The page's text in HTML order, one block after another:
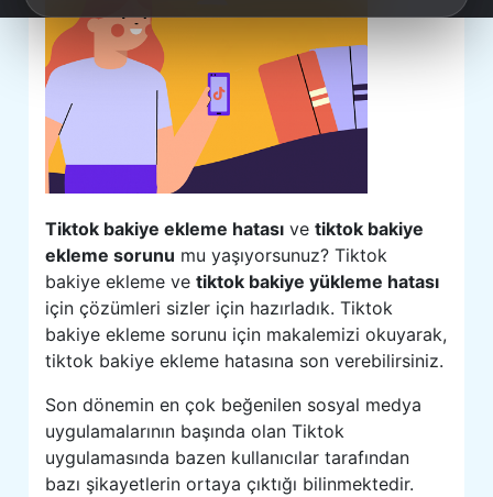
Tiktok bakiye ekleme hatası vetiktok bakiye
ekleme sorunu mu yaşıyorsunuz? Tiktok
bakiye ekleme vetiktok bakiye yükleme hatası
için çözümleri sizler için hazırladık. Tiktok
bakiye ekleme sorunu için makalemizi okuyarak,
tiktok bakiye ekleme hatasına son verebilirsiniz.
Son dönemin en çok beğenilen sosyal medya
uygulamalarının başında olan Tiktok
uygulamasında bazen kullanıcılar tarafından
bazı şikayetlerin ortaya çıktığı bilinmektedir.